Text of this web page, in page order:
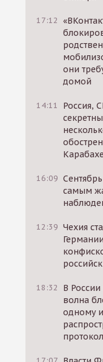
17:12
они
домой
14:11
Россия,
Карабахе
16:09
самым
12:39 Чехия
18:32
В России
волна
одному